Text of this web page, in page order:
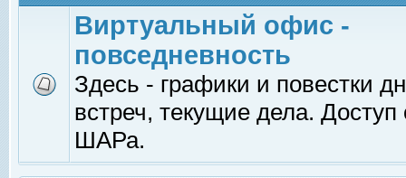
Виртуальный офис -
повседневность
Здесь - графики и повестки
встреч, текущие дела.
ШАРа.